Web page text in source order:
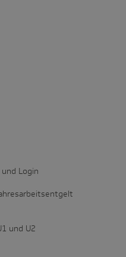
Login
und U2